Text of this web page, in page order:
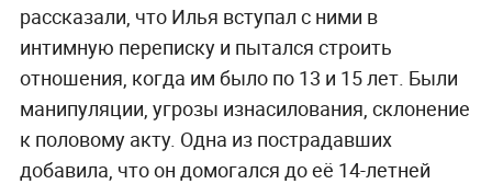
рассказали, что Илья вступал с ними в
интимную переписку и пытался строить
отношения, когда им было по 13 и 15 лет. Были
манипуляции, угрозы изнасилования, склонение
к половому акту. Одна из пострадавших
добавила, что он домогался до её 14-летней